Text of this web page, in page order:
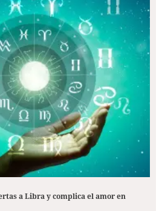
a Libra y complica el amor en